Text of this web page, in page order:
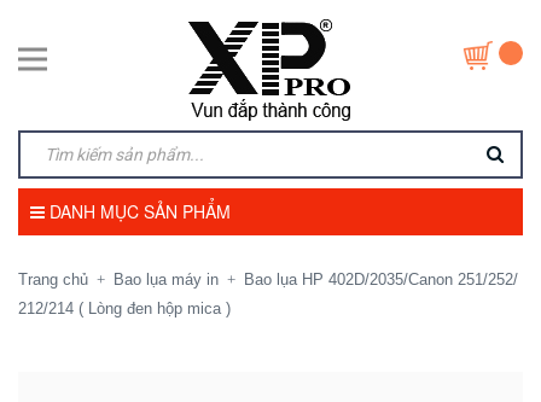
DANH MỤC SẢN PHẨM
Trang chủ + Bao lụa máy in +
Bao lụa HP 402D/2035/Canon 251/252/
212/214 ( Lòng đen hộp mica )